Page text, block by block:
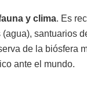
y clima. Es
santuarios
de la biósfera
ante el mundo.